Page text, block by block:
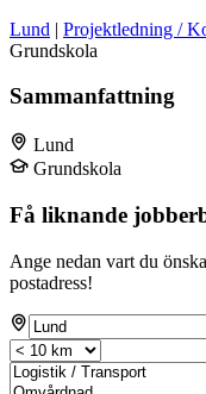
Lund | Projektledning /
Grundskola
Sammanfattning
Lund
Grundskola
Få liknande
Ange nedan vart du
postadress!